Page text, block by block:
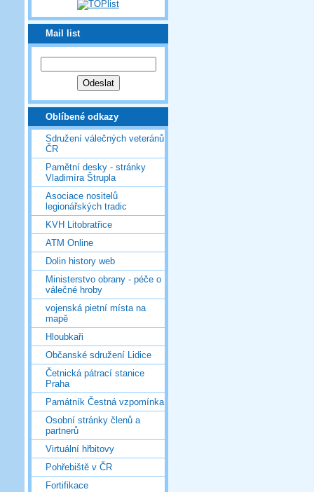
Mail list
Oblíbené odkazy
Sdružení válečných veteránů
ČR
Pamětní desky - stránky
Vladimíra Štrupla
Asociace nositelů
legionářských tradic
KVH Litobratřice
ATM Online
Dolin history web
Ministerstvo obrany - péče o
válečné hroby
vojenská pietní místa na
mapě
Hloubkaři
Občanské sdružení Lidice
Četnická pátrací stanice
Praha
Památník Čestná vzpomínka
Osobní stránky členů a
partnerů
Virtuální hřbitovy
Pohřebiště v ČR
Fortifikace